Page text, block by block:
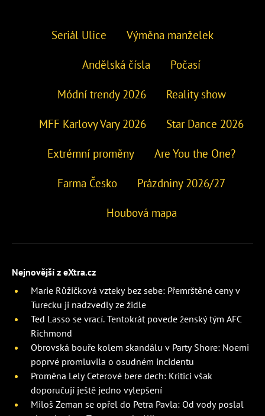
Seriál Ulice Výměna manželek
Andělská čísla Počasí
Módní trendy 2026 Reality show
MFF Karlovy Vary 2026 Star Dance 2026
Extrémní proměny Are You the One?
Farma Česko Prázdniny 2026/27
Houbová mapa
Nejnovější z eXtra.cz
Marie Růžičková vzteky bez sebe: Přemrštěné ceny v
Turecku ji nadzvedly ze židle
Ted Lasso se vrací. Tentokrát povede ženský tým AFC
Richmond
Obrovská bouře kolem skandálu v Party Shore: Noemi
poprvé promluvila o osudném incidentu
Proměna Lely Ceterové bere dech: Kritici však
doporučují ještě jedno vylepšení
Miloš Zeman se opřel do Petra Pavla: Od vody poslal